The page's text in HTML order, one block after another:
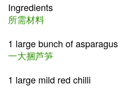
Ingredients
所需材料
1 large bunch of asparagus
一大捆芦笋
1 large mild red chilli